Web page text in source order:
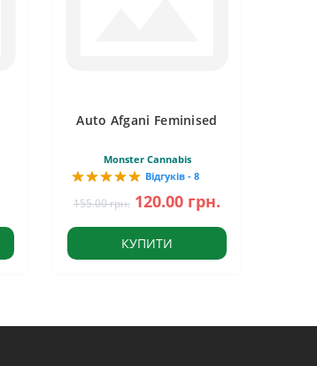
Auto Afgani Feminised
Monster Cannabis
Відгуків - 8
155.00 грн. 120.00 грн.
КУПИТИ